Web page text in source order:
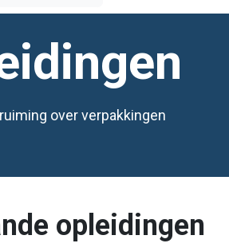
over verpakkingen
opleidingen